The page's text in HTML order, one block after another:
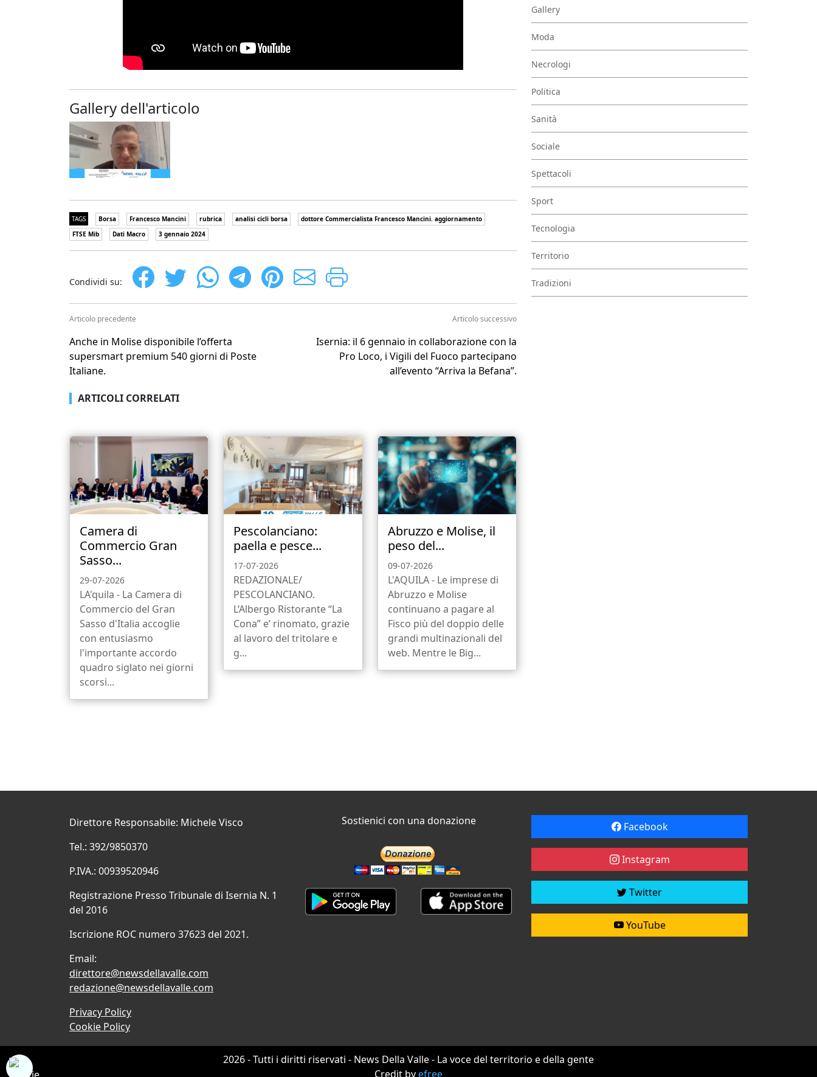
Gallery dell'articolo
TAGS Borsa Francesco Mancini rubrica analisi cicli borsa
dottore Commercialista Francesco Mancini. aggiornamento
FTSE Mib
Dati Macro 3 gennaio 2024
Condividi su:
Articolo precedente
Anche in Molise disponibile l’offerta
supersmart premium 540 giorni di Poste
Italiane.
Articolo successivo
Isernia: il 6 gennaio in collaborazione con la
Pro Loco, i Vigili del Fuoco partecipano
all’evento “Arriva la Befana”.
ARTICOLI CORRELATI
Camera di
Commercio Gran
Sasso...
29-07-2026
LA'quila - La Camera di
Commercio del Gran
Sasso d'Italia accoglie
con entusiasmo
l'importante accordo
quadro siglato nei giorni
scorsi...
Pescolanciano:
paella e pesce...
17-07-2026
REDAZIONALE/
PESCOLANCIANO.
L’Albergo Ristorante “La
Cona” e’ rinomato, grazie
al lavoro del tritolare e
g...
Abruzzo e Molise, il
peso del...
09-07-2026
L'AQUILA - Le imprese di
Abruzzo e Molise
continuano a pagare al
Fisco più del doppio delle
grandi multinazionali del
web. Mentre le Big...
Gallery
Moda
Necrologi
Politica
Sanità
Sociale
Spettacoli
Sport
Tecnologia
Territorio
Tradizioni
Direttore Responsabile: Michele Visco
Tel.: 392/9850370
P.IVA.: 00939520946
Registrazione Presso Tribunale di Isernia N. 1
del 2016
Iscrizione ROC numero 37623 del 2021.
Email:
direttore@newsdellavalle.com
redazione@newsdellavalle.com
Privacy Policy
Cookie Policy
Sostienici con una donazione Facebook
Instagram
Twitter
YouTube
2026 - Tutti i diritti riservati - News Della Valle - La voce del territorio e della gente
Credit byefree